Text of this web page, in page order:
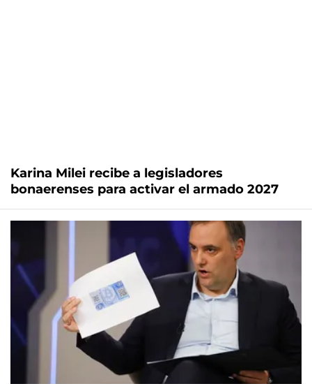
Karina Milei recibe a legisladores
bonaerenses para activar el armado 2027